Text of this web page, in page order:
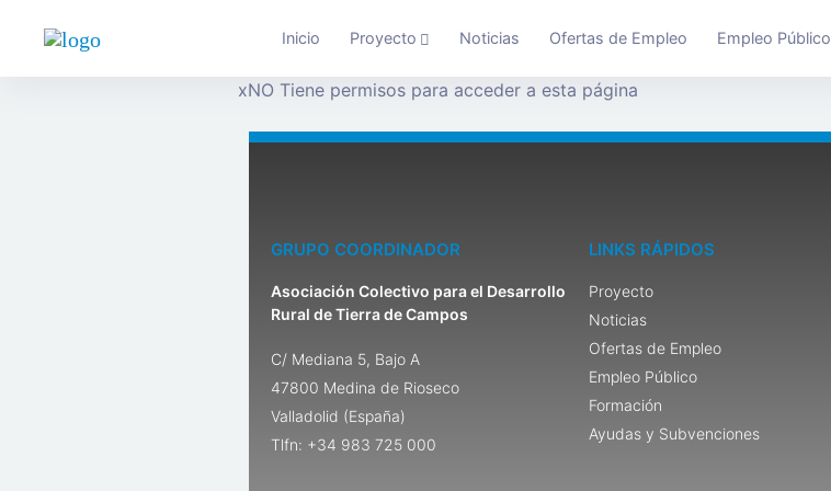
Inicio Proyecto Noticias Ofertas de Empleo Empleo Público
xNO Tiene permisos para acceder a esta página
GRUPO COORDINADOR
Asociación Colectivo para el Desarrollo
Rural de Tierra de Campos
C/ Mediana 5, Bajo A
47800 Medina de Rioseco
Valladolid (España)
Tlfn: +34 983 725 000
LINKS RÁPIDOS
Proyecto
Noticias
Ofertas de Empleo
Empleo Público
Formación
Ayudas y Subvenciones